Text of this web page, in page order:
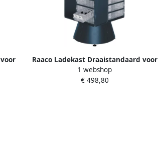
Raaco Ladekast Draaistandaard voor
type 250 Leeg 137607
1 webshop
€ 498,80